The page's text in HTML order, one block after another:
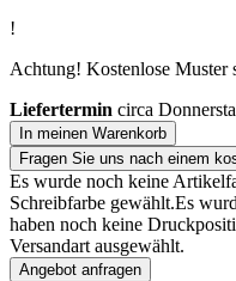
!
Achtung! Kostenlose Muster
Liefertermin circa
In meinen Warenkorb
Fragen Sie uns nach einem
Es wurde noch keine
Schreibfarbe gewählt.Es
haben noch keine
Versandart ausgewählt.
Angebot anfragen